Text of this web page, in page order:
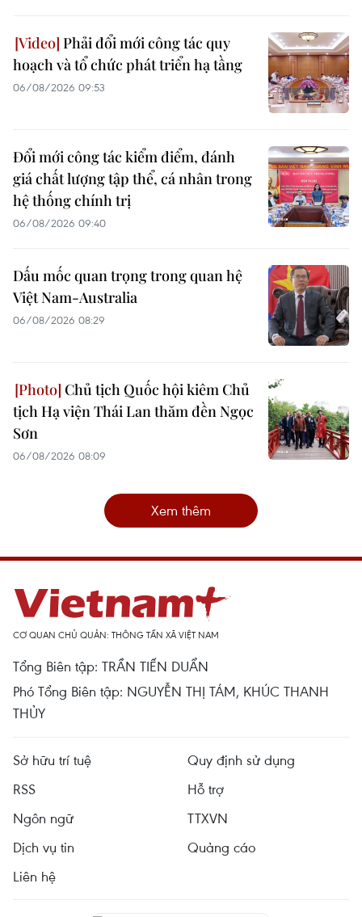
Phải đổi mới công tác quy
hoạch và tổ chức phát triển hạ tầng
06/08/2026 09:53
Đổi mới công tác kiểm điểm, đánh
giá chất lượng tập thể, cá nhân trong
hệ thống chính trị
06/08/2026 09:40
Dấu mốc quan trọng trong quan hệ
Việt Nam-Australia
06/08/2026 08:29
Chủ tịch Quốc hội kiêm Chủ
tịch Hạ viện Thái Lan thăm đền Ngọc
Sơn
06/08/2026 08:09
Xem thêm
CƠ QUAN CHỦ QUẢN: THÔNG TẤN XÃ VIỆT NAM
Tổng Biên tập: TRẦN TIẾN DUẨN
Phó Tổng Biên tập: NGUYỄN THỊ TÁM, KHÚC THANH
THỦY
Sở hữu trí tuệ
Quy định sử dụng
RSS
Hỗ trợ
Ngôn ngữ
TTXVN
Dịch vụ tin
Quảng cáo
Liên hệ